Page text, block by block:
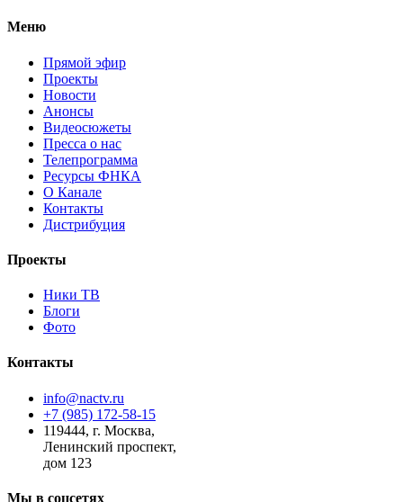
Меню
Прямой эфир
Проекты
Новости
Анонсы
Видеосюжеты
Пресса о нас
Телепрограмма
Ресурсы ФНКА
О Канале
Контакты
Дистрибуция
Проекты
Ники ТВ
Блоги
Фото
Контакты
info@nactv.ru
+7 (985) 172-58-15
119444, г. Москва,
Ленинский проспект,
дом 123
Мы в соцсетях